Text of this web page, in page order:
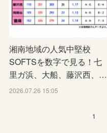
湘南地域の人気中堅校
SOFTSを数字で見る！七
里ガ浜、大船、藤沢西、…
2026.07.26 15:05
1